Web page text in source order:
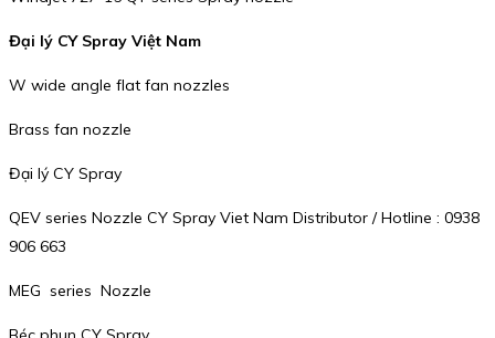
Đại lý CY Spray Việt Nam
W wide angle flat fan nozzles
Brass fan nozzle
Đại lý CY Spray
QEV series Nozzle CY Spray Viet Nam Distributor / Hotline : 0938
906 663
MEG series Nozzle